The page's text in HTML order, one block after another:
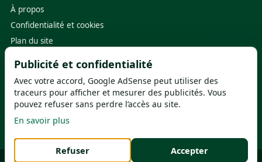
À propos
Confidentialité et cookies
Plan du site
Banque de France·ACPR
ABE Info Service·FGDR
Service-Public.fr·
Banque Assurance France - Guide indépendant - Éditeur : FDN -
Publicité et confidentialité
Avec votre accord, Google AdSense peut utiliser des
traceurs pour afficher et mesurer des publicités. Vous
pouvez refuser sans perdre l’accès au site.
En savoir plus
Refuser Accepter